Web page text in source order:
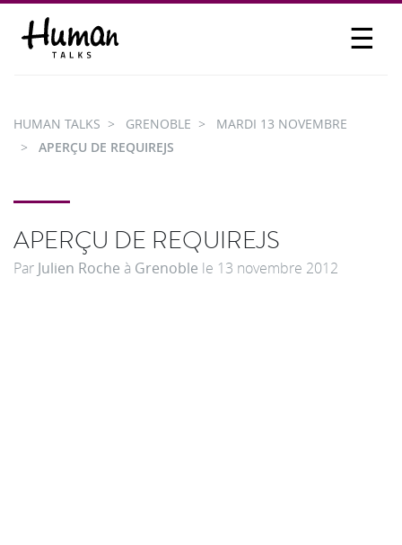
☰
PARTICIPER
HUMAN TALKS GRENOBLE
MARDI 13 NOVEMBRE
APERÇU DE REQUIREJS
APERÇU DE REQUIREJS
Par Julien Roche à Grenoble le 13 novembre 2012